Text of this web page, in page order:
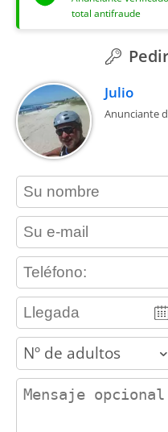
total antifraude
Julio
Anunciante
contact_name
contact_email
contact_phone
adults
contact_message